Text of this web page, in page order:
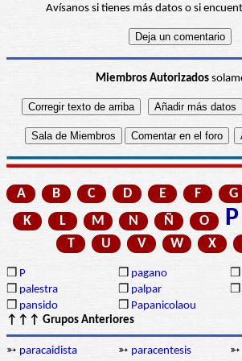
Avísanos si tienes más datos o si
Miembros Autorizados
A B C D E F G
K
L M N Ñ O P
T
U V W X
❒ P ❒ pagano ❒
❒ palestra ❒ palpar ❒
❒ pansido ❒ Papanicolaou
↑↑↑ Grupos Anteriores
➳ paracaidista ➳ paracentesis ➳